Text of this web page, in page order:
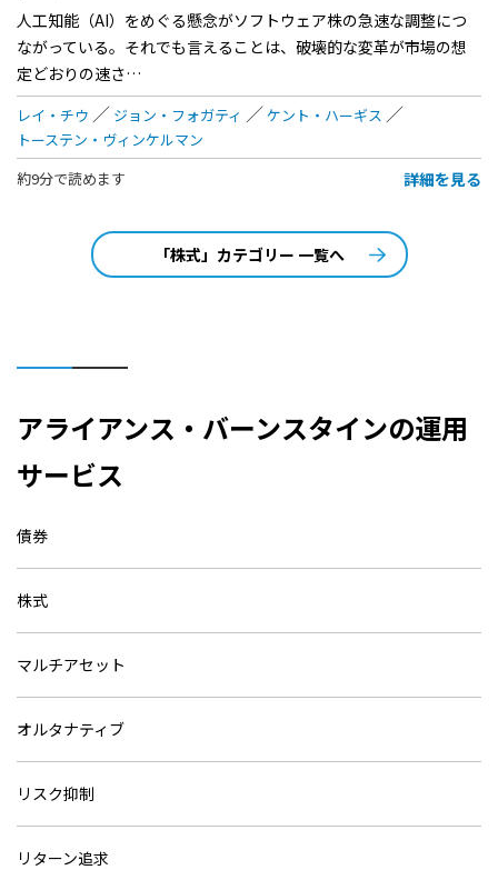
人工知能（AI）をめぐる懸念がソフトウェア株の急速な調整につ
ながっている。それでも言えることは、破壊的な変革が市場の想
定どおりの速さ…
レイ・チウ ジョン・フォガティ
ケント・ハーギス
トーステン・ヴィンケルマン
約9分で読めます
詳細を見る
「株式」カテゴリー 一覧へ
アライアンス・バーンスタインの運用
サービス
債券
株式
マルチアセット
オルタナティブ
リスク抑制
リターン追求